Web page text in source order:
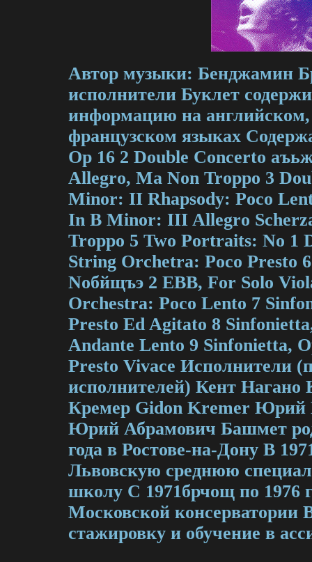
Автор музыки: Бенджамин
исполнители Буклет
информацию на
французском языках
Op 16 2 Double Concerto
Allegro, Ma Non Troppo 3
Minor: II Rhapsody: Poco
In B Minor: III Allegro
Troppo 5 Two Portraits: No 1
String Orchetra: Poco Presto
Noбйщъэ 2 EBB, For Solo
Orchestra: Poco Lento 7
Presto Ed Agitato 8
Andante Lento 9 Sinfonietta,
Presto Vivace Исполнители
исполнителей) Кент Нагано
Кремер Gidon Kremer Юрий
Юрий Абрамович Башмет
года в Ростове-на-Дону В
Львовскую среднюю
школу С 1971брчощ по 1976
Московской консерватории
стажировку и обучение в